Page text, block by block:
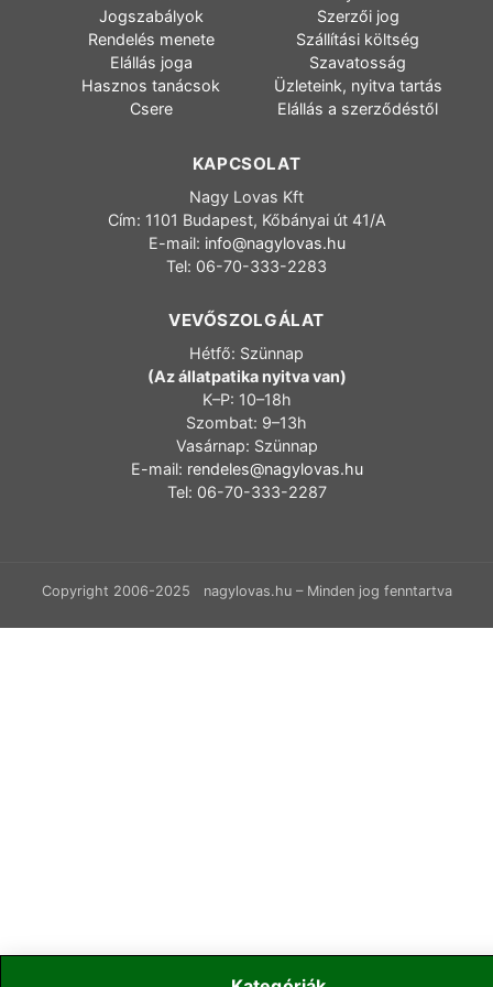
Jogszabályok
Szerzői jog
Rendelés menete
Szállítási költség
Elállás joga
Szavatosság
Hasznos tanácsok
Üzleteink, nyitva tartás
Csere
Elállás a szerződéstől
KAPCSOLAT
Nagy Lovas Kft
Cím: 1101 Budapest, Kőbányai út 41/A
E-mail: info@nagylovas.hu
Tel: 06-70-333-2283
VEVŐSZOLGÁLAT
Hétfő: Szünnap
(Az állatpatika nyitva van)
K–P: 10–18h
Szombat: 9–13h
Vasárnap: Szünnap
E-mail: rendeles@nagylovas.hu
Tel: 06-70-333-2287
Copyright 2006-2025 nagylovas.hu – Minden jog fenntartva